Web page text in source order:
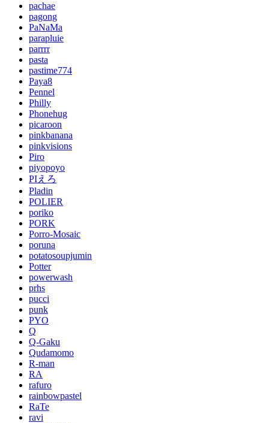
pachae
pagong
PaNaMa
parapluie
parrrr
pasta
pastime774
Paya8
Pennel
Philly
Phonehug
picaroon
pinkbanana
pinkvisions
Piro
piyopoyo
PIえろ
Pladin
POLIER
poriko
PORK
Porro-Mosaic
poruna
potatosoupjumin
Potter
powerwash
prhs
pucci
punk
PYO
Q
Q-Gaku
Qudamomo
R-man
RA
rafuro
rainbowpastel
RaTe
ravi